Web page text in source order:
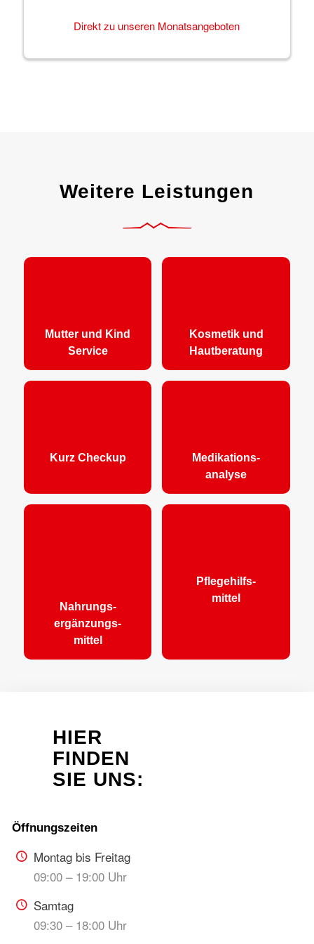
Direkt zu unseren Monatsangeboten
Weitere Leistungen
Mutter und Kind
Service
Kosmetik und
Hautberatung
Kurz Checkup
Medikations-
analyse
Nahrungs-
ergänzungs-
mittel
Pflegehilfs-
mittel
HIER
FINDEN
SIE UNS:
Montag bis Freitag
09:00 – 19:00 Uhr
Samtag
09:30 – 18:00 Uhr